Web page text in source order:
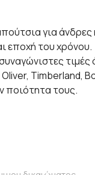
για άνδρες
εποχή του χρόνου.
Timberland,
ποιότητα τους.